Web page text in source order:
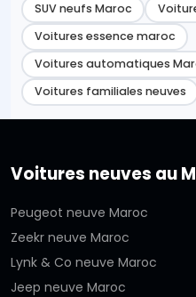
SUV neufs Maroc
Voitures essence maroc
Voitures automatiques
Voitures familiales neuves
Voitures neuves au
Peugeot neuve Maroc
Zeekr neuve Maroc
Lynk & Co neuve Maroc
Jeep neuve Maroc